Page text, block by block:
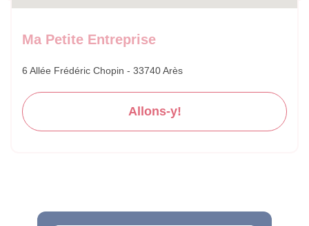
Ma Petite Entreprise
6 Allée Frédéric Chopin - 33740 Arès
Allons-y!